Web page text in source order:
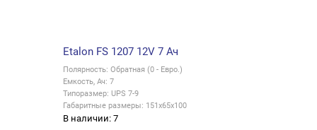
Etalon FS 1207 12V 7 Ач
Полярность: Обратная (0 - Евро.)
Емкость, Ач: 7
Типоразмер: UPS 7-9
Габаритные размеры: 151x65x100
В наличии: 7